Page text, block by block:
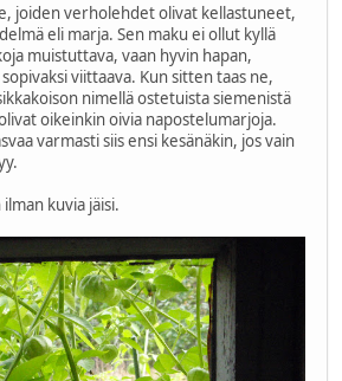
joiden verholehdet olivat kellastuneet,
eli marja. Sen maku ei ollut kyllä
muistuttava, vaan hyvin hapan,
viittaava. Kun sitten taas ne,
nimellä ostetuista siemenistä
oikeinkin oivia napostelumarjoja.
varmasti siis ensi kesänäkin, jos vain
kuvia jäisi.